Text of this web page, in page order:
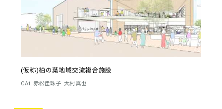
(仮称)柏の葉地域交流複合施設
CAt 赤松佳珠子 大村真也